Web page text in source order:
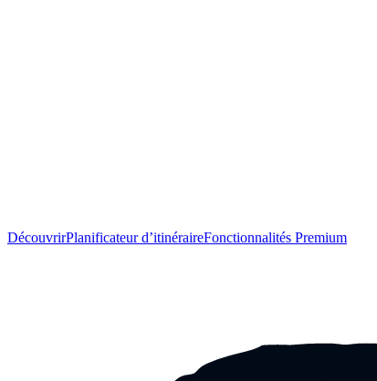
DécouvrirPlanificateur d’itinéraireFonctionnalités Premium